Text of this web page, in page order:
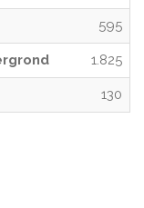
595
1.825
130